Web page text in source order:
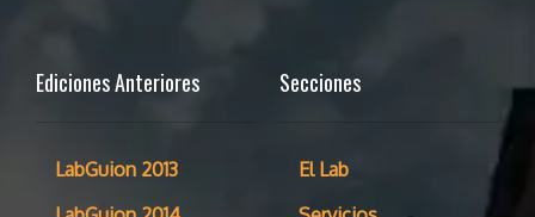
Ediciones Anteriores
LabGuion 2013
Secciones
El Lab